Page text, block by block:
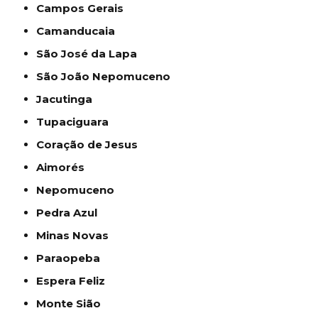
Campos Gerais
Camanducaia
São José da Lapa
São João Nepomuceno
Jacutinga
Tupaciguara
Coração de Jesus
Aimorés
Nepomuceno
Pedra Azul
Minas Novas
Paraopeba
Espera Feliz
Monte Sião